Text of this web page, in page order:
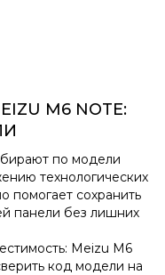
M6 NOTE:
по модели
технологических
помогает сохранить
панели без лишних
Meizu M6
код модели на